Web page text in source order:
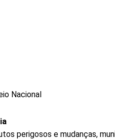
Nacional
perigosos e mudanças,